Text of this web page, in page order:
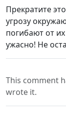
Прекратите
угрозу
погибают от
ужасно! Не
This comment
wrote it.